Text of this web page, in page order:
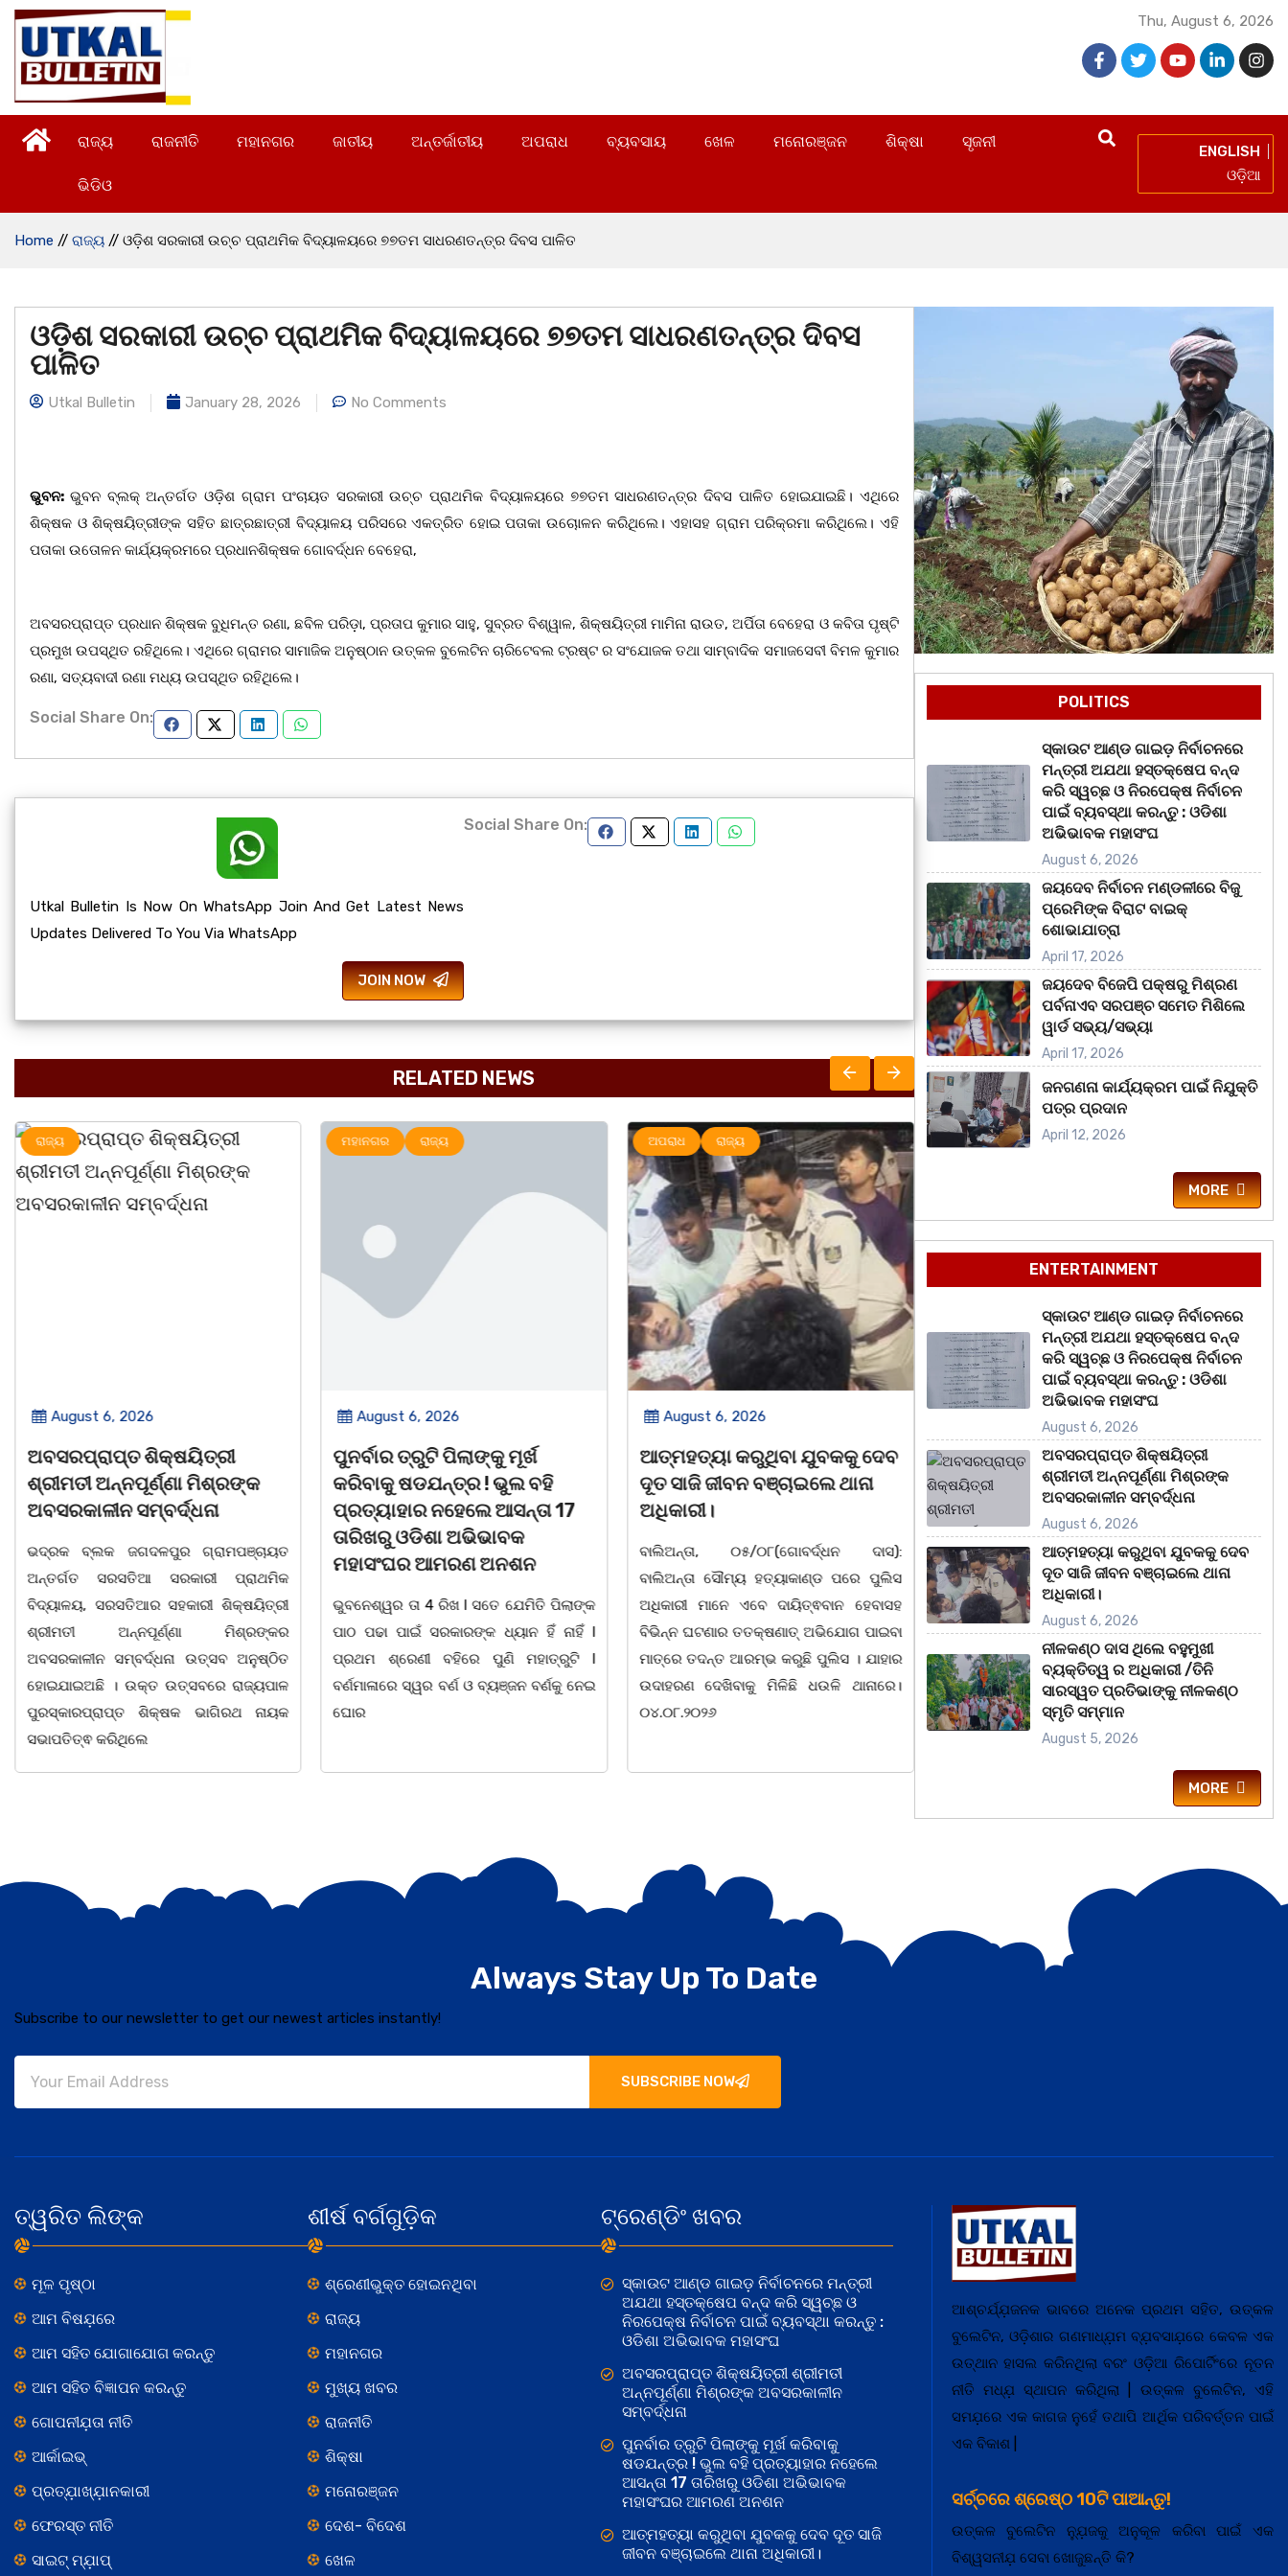
Thu, August 6, 2026
ରାଜ୍ୟ ରାଜନୀତି ମହାନଗର ଜାତୀୟ ଅନ୍ତର୍ଜାତୀୟ ଅପରାଧ ବ୍ୟବସାୟ ଖେଳ ମନୋରଞ୍ଜନ ଶିକ୍ଷା ସୃଜନୀ
ଭିଡିଓ
ENGLISH
ଓଡ଼ିଆ
Home // ରାଜ୍ୟ // ଓଡ଼ିଶ ସରକାରୀ ଉଚ୍ଚ ପ୍ରାଥମିକ ବିଦ୍ୟାଳୟରେ ୭୭ତମ ସାଧରଣତନ୍ତ୍ର ଦିବସ ପାଳିତ
ଓଡ଼ିଶ ସରକାରୀ ଉଚ୍ଚ ପ୍ରାଥମିକ ବିଦ୍ୟାଳୟରେ ୭୭ତମ ସାଧରଣତନ୍ତ୍ର ଦିବସ
ପାଳିତ
Utkal Bulletin January 28, 2026 No Comments
ଭୁବନ: ଭୁବନ ବ୍ଲକ୍‌ ଅନ୍ତର୍ଗତ ଓଡ଼ିଶ ଗ୍ରାମ ପଂଚାୟତ ସରକାରୀ ଉଚ୍ଚ ପ୍ରାଥମିକ ବିଦ୍ୟାଳୟରେ ୭୭ତମ ସାଧରଣତନ୍ତ୍ର ଦିବସ ପାଳିତ ହୋଇଯାଇଛି। ଏଥିରେ
ଶିକ୍ଷକ ଓ ଶିକ୍ଷୟିତ୍ରୀଙ୍କ ସହିତ ଛାତ୍ରଛାତ୍ରୀ ବିଦ୍ୟାଳୟ ପରିସରେ ଏକତ୍ରିତ ହୋଇ ପତାକା ଉଚୋାଳନ କରିଥିଲେ। ଏହାସହ ଗ୍ରାମ ପରିକ୍ରମା କରିଥିଲେ। ଏହି
ପତାକା ଉତୋଳନ କାର୍ଯ୍ୟକ୍ରମରେ ପ୍ରଧାନଶିକ୍ଷକ ଗୋବର୍ଦ୍ଧନ ବେହେରା,
ଅବସରପ୍ରାପ୍ତ ପ୍ରଧାନ ଶିକ୍ଷକ ବୁଧିମନ୍ତ ରଣା, ଛବିଳ ପରିଡ଼ା, ପ୍ରତାପ କୁମାର ସାହୁ, ସୁବ୍ରତ ବିଶ୍ୱାଳ, ଶିକ୍ଷୟିତ୍ରୀ ମାମିନା ରାଉତ, ଅର୍ପିତା ବେହେରା ଓ କବିତା ପୃଷ୍ଟି
ପ୍ରମୁଖ ଉପସ୍ଥିତ ରହିଥିଲେ। ଏଥିରେ ଗ୍ରାମର ସାମାଜିକ ଅନୁଷ୍ଠାନ ଉତ୍କଳ ବୁଲେଟିନ ଚାରିଟେବଲ ଟ୍ରଷ୍ଟ ର ସଂଯୋଜକ ତଥା ସାମ୍ବାଦିକ ସମାଜସେବୀ ବିମଳ କୁମାର
ରଣା, ସତ୍ୟବାଦୀ ରଣା ମଧ୍ୟ ଉପସ୍ଥିତ ରହିଥିଲେ।
Social Share On:
Utkal Bulletin Is Now On WhatsApp Join And Get Latest News
Updates Delivered To You Via WhatsApp
JOIN NOW
Social Share On:
RELATED NEWS
ରାଜ୍ୟ
August 6, 2026
ଅବସରପ୍ରାପ୍ତ ଶିକ୍ଷୟିତ୍ରୀ
ଶ୍ରୀମତୀ ଅନ୍ନପୂର୍ଣ୍ଣା ମିଶ୍ରଙ୍କ
ଅବସରକାଳୀନ ସମ୍ବର୍ଦ୍ଧନା
ଭଦ୍ରକ ବ୍ଲକ ଜଗଦଳପୁର ଗ୍ରାମପଞ୍ଚାୟତ
ଅନ୍ତର୍ଗତ ସରସତିଆ ସରକାରୀ ପ୍ରାଥମିକ
ବିଦ୍ୟାଳୟ, ସରସତିଆର ସହକାରୀ ଶିକ୍ଷୟିତ୍ରୀ
ଶ୍ରୀମତୀ ଅନ୍ନପୂର୍ଣ୍ଣା ମିଶ୍ରଙ୍କର
ଅବସରକାଳୀନ ସମ୍ବର୍ଦ୍ଧନା ଉତ୍ସବ ଅନୁଷ୍ଠିତ
ହୋଇଯାଇଅଛି । ଉକ୍ତ ଉତ୍ସବରେ ରାଜ୍ୟପାଳ
ପୁରସ୍କାରପ୍ରାପ୍ତ ଶିକ୍ଷକ ଭାଗିରଥ ନାୟକ
ସଭାପତିତ୍ଵ କରିଥିଲେ
ମହାନଗର ରାଜ୍ୟ
August 6, 2026
ପୁନର୍ବାର ତ୍ରୁଟି ପିଲାଙ୍କୁ ମୂର୍ଖ
କରିବାକୁ ଷଡଯନ୍ତ୍ର ! ଭୁଲ ବହି
ପ୍ରତ୍ୟାହାର ନହେଲେ ଆସନ୍ତା 17
ତାରିଖରୁ ଓଡିଶା ଅଭିଭାବକ
ମହାସଂଘର ଆମରଣ ଅନଶନ
ଭୁବନେଶ୍ୱର ତା 4 ରିଖ l ସତେ ଯେମିତି ପିଲାଙ୍କ
ପାଠ ପଢା ପାଇଁ ସରକାରଙ୍କ ଧ୍ୟାନ ହିଁ ନାହିଁ l
ପ୍ରଥମ ଶ୍ରେଣୀ ବହିରେ ପୁଣି ମହାତ୍ରୁଟି l
ବର୍ଣମାଳାରେ ସ୍ୱର ବର୍ଣ ଓ ବ୍ୟଞ୍ଜନ ବର୍ଣକୁ ନେଇ
ଘୋର
ଅପରାଧ ରାଜ୍ୟ
August 6, 2026
ଆତ୍ମହତ୍ୟା କରୁଥିବା ଯୁବକକୁ ଦେବ
ଦୂତ ସାଜି ଜୀବନ ବଞ୍ଚାଇଲେ ଥାନା
ଅଧିକାରୀ।
ବାଲିଅନ୍ତା, ୦୫/୦୮(ଗୋବର୍ଦ୍ଧନ ଦାସ):
ବାଲିଅନ୍ତା ସୌମ୍ୟ ହତ୍ୟାକାଣ୍ଡ ପରେ ପୁଲିସ
ଅଧିକାରୀ ମାନେ ଏବେ ଦାୟିତ୍ଵବାନ ହେବାସହ
ବିଭିନ୍ନ ଘଟଣାର ତତକ୍ଷଣାତ୍ ଅଭିଯୋଗ ପାଇବା
ମାତ୍ରେ ତଦନ୍ତ ଆରମ୍ଭ କରୁଛି ପୁଲିସ । ଯାହାର
ଉଦାହରଣ ଦେଖିବାକୁ ମିଳିଛି ଧଉଳି ଥାନାରେ।
୦୪.୦୮.୨୦୨୬
ମହାନଗର ରାଜ୍ୟ
ନୀଳକଣ୍ଠ ଦାସ ଥିଲେ ବହୁମୁଖୀ
ବ୍ୟକ୍ତିତ୍ୱ ର ଅଧିକାରୀ /ତିନି
ସାରସ୍ୱତ ପ୍ରତିଭାଙ୍କୁ ନୀଳକଣ୍ଠ
ସ୍ମୃତି ସମ୍ମାନ
ଭୁବନେଶ୍ୱର ତା 05/08/26 ପୁଜ୍ୟପୂଜା ସଂସ୍କୃତି
ସୁରକ୍ଷା ଅଭିଯାନ, ସରକାରଙ୍କ ଓଡ଼ିଆ ଭାଷା,
ସାହିତ୍ୟ ସଂସ୍କୃତି ବିଭାଗ ତଥା ବିଜେଡି ସାଂସ୍କୃତିକ
ସାମୁଖ୍ୟ ପକ୍ଷରୁ ସ୍ଥାନୀୟ ମହାଡାକପାଳ ଛକ
ନିକଟ ମହାନ ସ୍ୱାଧୀନତା ସଂଗ୍ରାମୀ, ପ୍ରାକ୍ତନ
ବାଚସ୍ପତି, ସମାଜ ସାମ୍ବାଦିକ, ସମ୍ବିଧାନ
POLITICS
ସ୍କାଉଟ ଆଣ୍ଡ ଗାଇଡ଼ ନିର୍ବାଚନରେ
ମନ୍ତ୍ରୀ ଅଯଥା ହସ୍ତକ୍ଷେପ ବନ୍ଦ
କରି ସ୍ୱଚ୍ଛ ଓ ନିରପେକ୍ଷ ନିର୍ବାଚନ
ପାଇଁ ବ୍ୟବସ୍ଥା କରନ୍ତୁ : ଓଡିଶା
ଅଭିଭାବକ ମହାସଂଘ
August 6, 2026
ଜୟଦେବ ନିର୍ବାଚନ ମଣ୍ଡଳୀରେ ବିଜୁ
ପ୍ରେମିଙ୍କ ବିରାଟ ବାଇକ୍
ଶୋଭାଯାତ୍ରା
April 17, 2026
ଜୟଦେବ ବିଜେପି ପକ୍ଷରୁ ମିଶ୍ରଣ
ପର୍ବନାଏବ ସରପଞ୍ଚ ସମେତ ମିଶିଲେ
ୱାର୍ଡ ସଭ୍ୟ/ସଭ୍ୟା
April 17, 2026
ଜନଗଣନା କାର୍ଯ୍ୟକ୍ରମ ପାଇଁ ନିଯୁକ୍ତି
ପତ୍ର ପ୍ରଦାନ
April 12, 2026
MORE
ENTERTAINMENT
ସ୍କାଉଟ ଆଣ୍ଡ ଗାଇଡ଼ ନିର୍ବାଚନରେ
ମନ୍ତ୍ରୀ ଅଯଥା ହସ୍ତକ୍ଷେପ ବନ୍ଦ
କରି ସ୍ୱଚ୍ଛ ଓ ନିରପେକ୍ଷ ନିର୍ବାଚନ
ପାଇଁ ବ୍ୟବସ୍ଥା କରନ୍ତୁ : ଓଡିଶା
ଅଭିଭାବକ ମହାସଂଘ
August 6, 2026
ଅବସରପ୍ରାପ୍ତ ଶିକ୍ଷୟିତ୍ରୀ
ଶ୍ରୀମତୀ ଅନ୍ନପୂର୍ଣ୍ଣା ମିଶ୍ରଙ୍କ
ଅବସରକାଳୀନ ସମ୍ବର୍ଦ୍ଧନା
August 6, 2026
ଆତ୍ମହତ୍ୟା କରୁଥିବା ଯୁବକକୁ ଦେବ
ଦୂତ ସାଜି ଜୀବନ ବଞ୍ଚାଇଲେ ଥାନା
ଅଧିକାରୀ।
August 6, 2026
ନୀଳକଣ୍ଠ ଦାସ ଥିଲେ ବହୁମୁଖୀ
ବ୍ୟକ୍ତିତ୍ୱ ର ଅଧିକାରୀ /ତିନି
ସାରସ୍ୱତ ପ୍ରତିଭାଙ୍କୁ ନୀଳକଣ୍ଠ
ସ୍ମୃତି ସମ୍ମାନ
August 5, 2026
MORE
Always Stay Up To Date
Subscribe to our newsletter to get our newest articles instantly!
SUBSCRIBE NOW
ତ୍ୱରିତ ଲିଙ୍କ
ମୂଳ ପୃଷ୍ଠା
ଆମ ବିଷଯ଼ରେ
ଆମ ସହିତ ଯୋଗାଯୋଗ କରନ୍ତୁ
ଆମ ସହିତ ବିଜ୍ଞାପନ କରନ୍ତୁ
ଗୋପନୀଯ଼ତା ନୀତି
ଆର୍କାଇଭ୍
ପ୍ରତ୍ଯ଼ାଖ୍ଯ଼ାନକାରୀ
ଫେରସ୍ତ ନୀତି
ସାଇଟ୍ ମ୍ଯ଼ାପ୍
ଶୀର୍ଷ ବର୍ଗଗୁଡ଼ିକ
ଶ୍ରେଣୀଭୁକ୍ତ ହୋଇନଥିବା
ରାଜ୍ୟ
ମହାନଗର
ମୁଖ୍ୟ ଖବର
ରାଜନୀତି
ଶିକ୍ଷା
ମନୋରଞ୍ଜନ
ଦେଶ- ବିଦେଶ
ଖେଳ
ଟ୍ରେଣ୍ଡିଂ ଖବର
ସ୍କାଉଟ ଆଣ୍ଡ ଗାଇଡ଼ ନିର୍ବାଚନରେ ମନ୍ତ୍ରୀ
ଅଯଥା ହସ୍ତକ୍ଷେପ ବନ୍ଦ କରି ସ୍ୱଚ୍ଛ ଓ
ନିରପେକ୍ଷ ନିର୍ବାଚନ ପାଇଁ ବ୍ୟବସ୍ଥା କରନ୍ତୁ :
ଓଡିଶା ଅଭିଭାବକ ମହାସଂଘ
ଅବସରପ୍ରାପ୍ତ ଶିକ୍ଷୟିତ୍ରୀ ଶ୍ରୀମତୀ
ଅନ୍ନପୂର୍ଣ୍ଣା ମିଶ୍ରଙ୍କ ଅବସରକାଳୀନ
ସମ୍ବର୍ଦ୍ଧନା
ପୁନର୍ବାର ତ୍ରୁଟି ପିଲାଙ୍କୁ ମୂର୍ଖ କରିବାକୁ
ଷଡଯନ୍ତ୍ର ! ଭୁଲ ବହି ପ୍ରତ୍ୟାହାର ନହେଲେ
ଆସନ୍ତା 17 ତାରିଖରୁ ଓଡିଶା ଅଭିଭାବକ
ମହାସଂଘର ଆମରଣ ଅନଶନ
ଆତ୍ମହତ୍ୟା କରୁଥିବା ଯୁବକକୁ ଦେବ ଦୂତ ସାଜି
ଜୀବନ ବଞ୍ଚାଇଲେ ଥାନା ଅଧିକାରୀ।
ଆଶ୍ଚର୍ଯ୍ଯ଼ଜନକ ଭାବରେ ଅନେକ ପ୍ରଥମ ସହିତ, ଉତ୍କଳ
ବୁଲେଟିନ, ଓଡ଼ିଶାର ଗଣମାଧ୍ଯ଼ମ ବ୍ଯ଼ବସାଯ଼ରେ କେବଳ ଏକ
ଉତ୍ଥାନ ହାସଲ କରିନଥିଲା ବରଂ ଓଡ଼ିଆ ରିପୋର୍ଟିଂରେ ନୂତନ
ନୀତି ମଧ୍ଯ଼ ସ୍ଥାପନ କରିଥିଲା | ଉତ୍କଳ ବୁଲେଟିନ, ଏହି
ସମଯ଼ରେ ଏକ କାଗଜ ନୁହେଁ ତଥାପି ଆର୍ଥିକ ପରିବର୍ତ୍ତନ ପାଇଁ
ଏକ ବିକାଶ |
ସର୍ଚ୍ଚରେ ଶ୍ରେଷ୍ଠ 10ଟି ପାଆନ୍ତୁ!
ଉତ୍କଳ ବୁଲେଟିନ ନ୍ଯ଼ୁଜକୁ ଅନୁକୂଳ କରିବା ପାଇଁ ଏକ
ବିଶ୍ୱସନୀଯ଼ ସେବା ଖୋଜୁଛନ୍ତି କି?